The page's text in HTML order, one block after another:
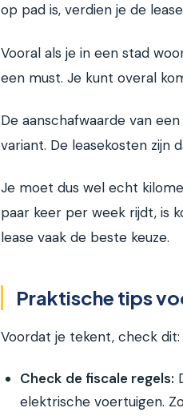
op pad is, verdien je de
Vooral als je in een stad
een must. Je kunt overal
De aanschafwaarde van
variant. De leasekosten zijn
Je moet dus wel echt
paar keer per week rijdt, is
lease vaak de beste keuze.
Praktische tips
Voordat je tekent, check dit:
Check de fiscale regels:
elektrische voertuigen.